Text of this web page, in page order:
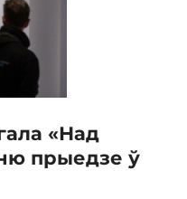
«Над
прыедзе ў